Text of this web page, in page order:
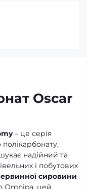
Oscar
– це серія
полікарбонату,
надійний та
і побутових
сировини
Omnipa, цей